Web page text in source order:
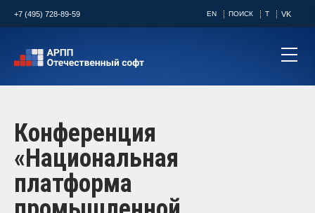
+7 (495) 728-89-59 EN ПОИСК T VK
Конференция
«Национальная
платформа